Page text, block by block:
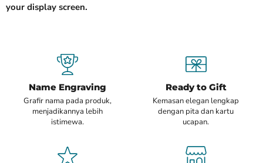
your display screen.
Name Engraving
Grafir nama pada produk,
menjadikannya lebih
istimewa.
Ready to Gift
Kemasan elegan lengkap
dengan pita dan kartu
ucapan.